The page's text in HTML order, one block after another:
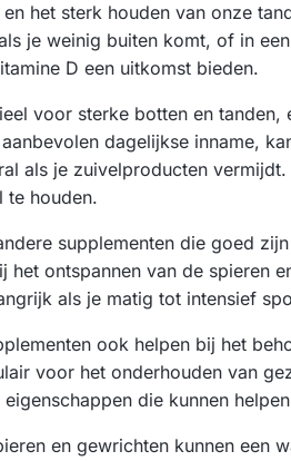
het sterk houden van onze
je weinig buiten komt, of in
D een uitkomst bieden.
voor sterke botten en
dagelijkse inname,
als je zuivelproducten
te houden.
supplementen die goed
het ontspannen van de spieren
als je matig tot intensief
ook helpen bij het
voor het onderhouden van
die kunnen
en gewrichten kunnen een